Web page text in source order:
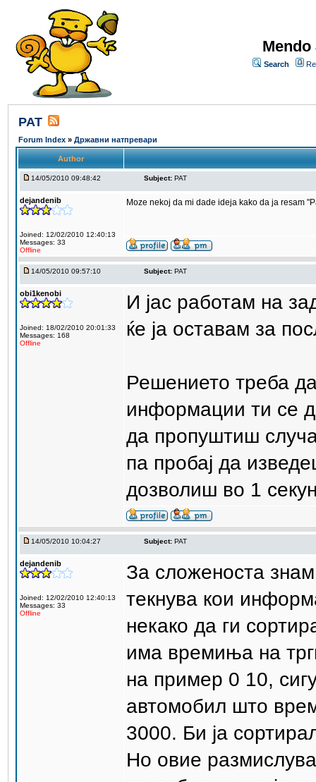
Search
PAT
Forum Index » Државни натпревари
Author
14/05/2010 09:48:42 Subject: PAT
dejandenib
Joined: 12/02/2010 12:40:13
Messages: 33
Offline
Moze nekoj da mi dade ideja kako da ja resam
14/05/2010 09:57:10 Subject: PAT
obi1kenobi
Joined: 18/02/2010 20:01:33
Messages: 168
Offline
И јас работам на
ќе ја оставам за
Решението треба
информации ти се
да пропуштиш
па пробај да
дозволиш во 1
14/05/2010 10:04:27 Subject: PAT
dejandenib
Joined: 12/02/2010 12:40:13
Messages: 33
Offline
За сложеноста
текнува кои
некако да ги
има времиња на
на пример 0 10,
автомобил што
3000. Би ја
Но овие